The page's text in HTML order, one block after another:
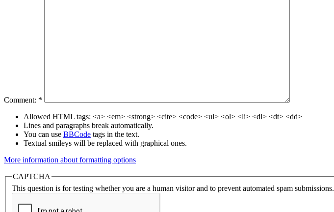
Comment: *
Allowed HTML tags: <a> <em> <strong> <cite> <code> <ul> <ol> <li> <dl> <dt> <dd>
Lines and paragraphs break automatically.
You can use BBCode tags in the text.
Textual smileys will be replaced with graphical ones.
More information about formatting options
CAPTCHA
This question is for testing whether you are a human visitor and to prevent automated spam submissions.